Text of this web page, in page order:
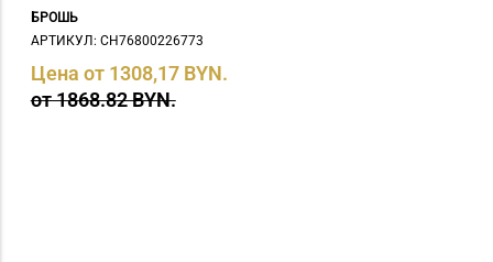
БРОШЬ
АРТИКУЛ: СH76800226773
Цена от 1308,17 BYN.
от 1868.82 BYN.